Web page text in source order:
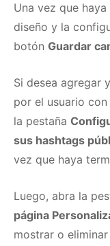
Una vez que
diseño y la
botón Guardar
Si desea agregar
por el usuario
la pestaña
sus hashtags
vez que haya
Luego, abra la
página
mostrar o